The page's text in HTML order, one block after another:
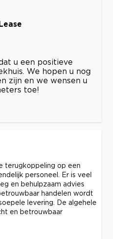
u een positieve
We hopen u nog
zijn en we wensen u
toe!
terugkoppeling op een
personeel. Er is veel
en behulpzaam advies
handelen wordt
levering. De algehele
en betrouwbaar